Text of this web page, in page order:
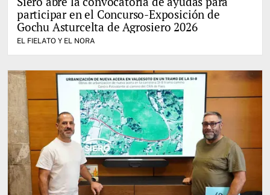
participar en el Concurso-Exposición de
Gochu Asturcelta de Agrosiero 2026
EL FIELATO Y EL NORA